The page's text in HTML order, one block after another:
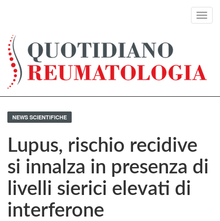
NEWS SCIENTIFICHE
Lupus, rischio recidive
si innalza in presenza di
livelli sierici elevati di
interferone